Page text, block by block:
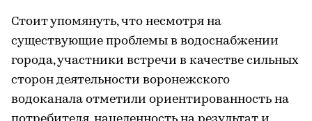
Стоит упомянуть, что несмотря на
существующие проблемы в водоснабжении
города, участники встречи в качестве сильных
сторон деятельности воронежского
водоканала отметили ориентированность на